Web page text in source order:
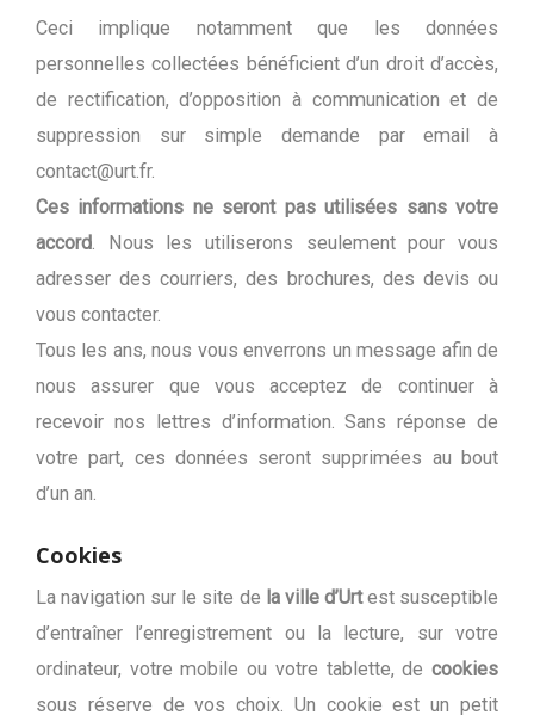
Ceci implique notamment que les données
personnelles collectées bénéficient d’un droit d’accès,
de rectification, d’opposition à communication et de
suppression sur simple demande par email à
contact@urt.fr.
Ces informations ne seront pas utilisées sans votre
accord. Nous les utiliserons seulement pour vous
adresser des courriers, des brochures, des devis ou
vous contacter.
Tous les ans, nous vous enverrons un message afin de
nous assurer que vous acceptez de continuer à
recevoir nos lettres d’information. Sans réponse de
votre part, ces données seront supprimées au bout
d’un an.
Cookies
La navigation sur le site de la ville d’Urtest susceptible
d’entraîner l’enregistrement ou la lecture, sur votre
ordinateur, votre mobile ou votre tablette, de cookies
sous réserve de vos choix. Un cookie est un petit